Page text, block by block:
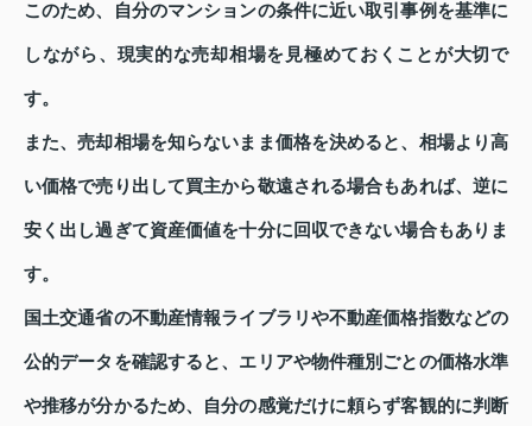
このため、自分のマンションの条件に近い取引事例を基準に
しながら、現実的な売却相場を見極めておくことが大切で
す。
また、売却相場を知らないまま価格を決めると、相場より高
い価格で売り出して買主から敬遠される場合もあれば、逆に
安く出し過ぎて資産価値を十分に回収できない場合もありま
す。
国土交通省の不動産情報ライブラリや不動産価格指数などの
公的データを確認すると、エリアや物件種別ごとの価格水準
や推移が分かるため、自分の感覚だけに頼らず客観的に判断